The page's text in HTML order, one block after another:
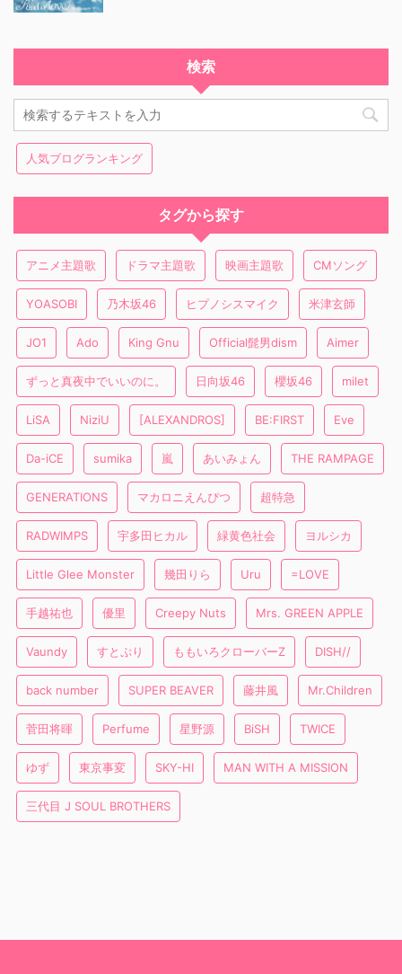
検索
人気ブログランキング
タグから探す
アニメ主題歌 ドラマ主題歌 映画主題歌 CMソング
YOASOBI 乃木坂46 ヒプノシスマイク 米津玄師
JO1 Ado King Gnu Official髭男dism Aimer
ずっと真夜中でいいのに。 日向坂46 櫻坂46 milet
LiSA NiziU [ALEXANDROS] BE:FIRST Eve
Da-iCE sumika 嵐 あいみょん THE RAMPAGE
GENERATIONS マカロニえんぴつ 超特急
RADWIMPS 宇多田ヒカル 緑黄色社会 ヨルシカ
Little Glee Monster 幾田りら Uru =LOVE
手越祐也 優里 Creepy Nuts Mrs. GREEN APPLE
Vaundy すとぷり ももいろクローバーZ DISH//
back number SUPER BEAVER 藤井風 Mr.Children
菅田将暉 Perfume 星野源 BiSH TWICE
ゆず 東京事変 SKY-HI MAN WITH A MISSION
三代目 J SOUL BROTHERS